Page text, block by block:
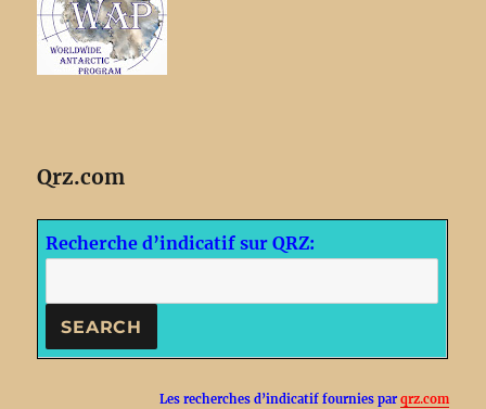
Qrz.com
Recherche d’indicatif sur QRZ:
Les recherches d’indicatif fournies par qrz.com